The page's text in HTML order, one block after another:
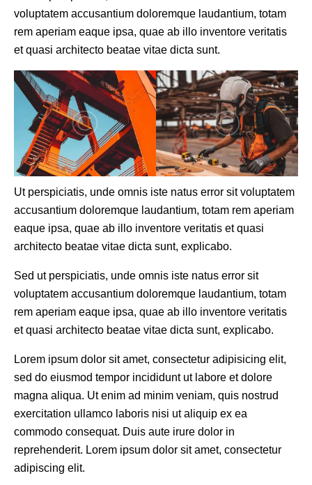
voluptatem accusantium doloremque laudantium, totam
rem aperiam eaque ipsa, quae ab illo inventore veritatis
et quasi architecto beatae vitae dicta sunt.
Ut perspiciatis, unde omnis iste natus error sit voluptatem
accusantium doloremque laudantium, totam rem aperiam
eaque ipsa, quae ab illo inventore veritatis et quasi
architecto beatae vitae dicta sunt, explicabo.
Sed ut perspiciatis, unde omnis iste natus error sit
voluptatem accusantium doloremque laudantium, totam
rem aperiam eaque ipsa, quae ab illo inventore veritatis
et quasi architecto beatae vitae dicta sunt, explicabo.
Lorem ipsum dolor sit amet, consectetur adipisicing elit,
sed do eiusmod tempor incididunt ut labore et dolore
magna aliqua. Ut enim ad minim veniam, quis nostrud
exercitation ullamco laboris nisi ut aliquip ex ea
commodo consequat. Duis aute irure dolor in
reprehenderit. Lorem ipsum dolor sit amet, consectetur
adipiscing elit.